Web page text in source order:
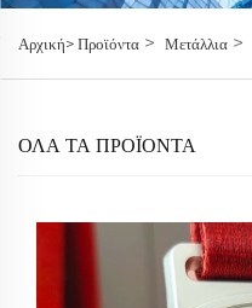
Αρχική>Προϊόντα > Μετάλλια >
ΌΛΑ ΤΑ ΠΡΟΪΟΝΤΑ